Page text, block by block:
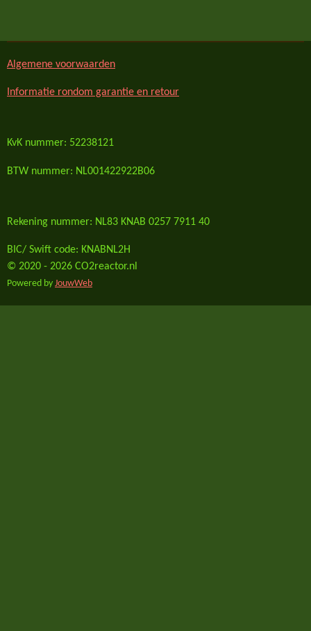
Algemene voorwaarden
Informatie rondom garantie en retour
KvK nummer: 52238121
BTW nummer: NL001422922B06
Rekening nummer: NL83 KNAB 0257 7911 40
BIC/ Swift code: KNABNL2H
© 2020 - 2026 CO2reactor.nl
Powered by JouwWeb